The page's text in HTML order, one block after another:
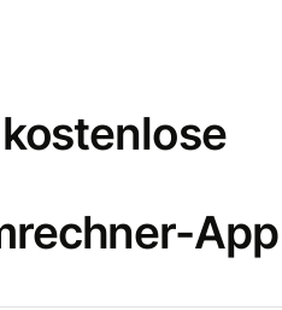
App